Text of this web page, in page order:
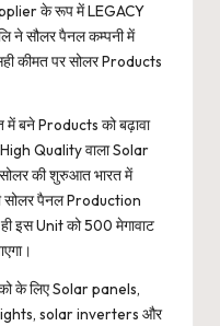
के रूप में LEGACY
ने सौलर पैनल कम्पनी में
कीमत पर सोलर Products
बने Products को बढ़ावा
Quality वाला Solar
की शुरुआत भारत में
सोलर पैनल Production
इस Unit को 500 मेगावाट
के लिए Solar panels,
solar inverters और